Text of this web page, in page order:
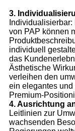
3.
von PAP können
individuell
das
Ästhetische
verleihen den
ein elegantes
Premium-
4. Ausrichtung
Leitlinien zur
wachsenden